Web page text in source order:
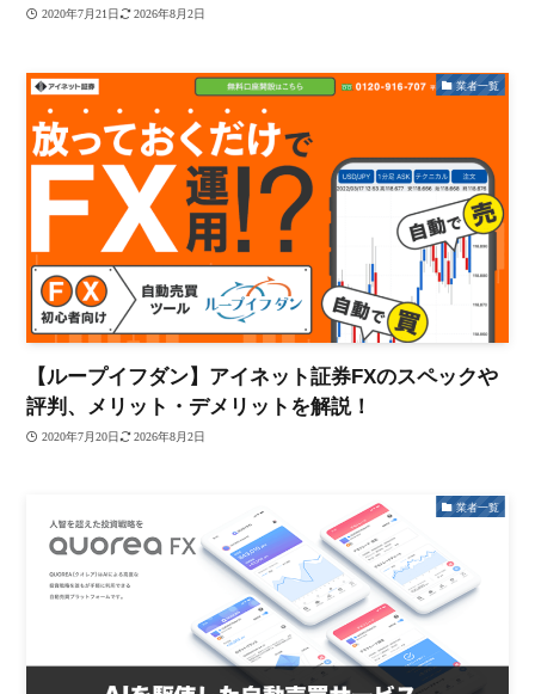
2020年7月21日 2026年8月2日
業者一覧
【ループイフダン】アイネット証券FXのスペックや
評判、メリット・デメリットを解説！
2020年7月20日 2026年8月2日
業者一覧